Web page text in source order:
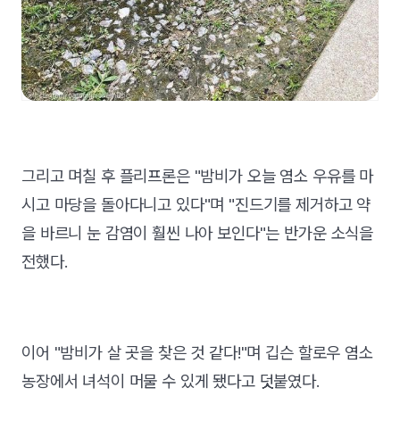
그리고 며칠 후 플리프론은 "밤비가 오늘 염소 우유를 마
시고 마당을 돌아다니고 있다"며 "진드기를 제거하고 약
을 바르니 눈 감염이 훨씬 나아 보인다"는 반가운 소식을
전했다.
이어 "밤비가 살 곳을 찾은 것 같다!"며 깁슨 할로우 염소
농장에서 녀석이 머물 수 있게 됐다고 덧붙였다.